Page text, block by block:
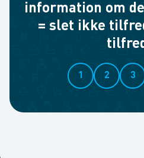
information om
= slet ikke
1 2 3